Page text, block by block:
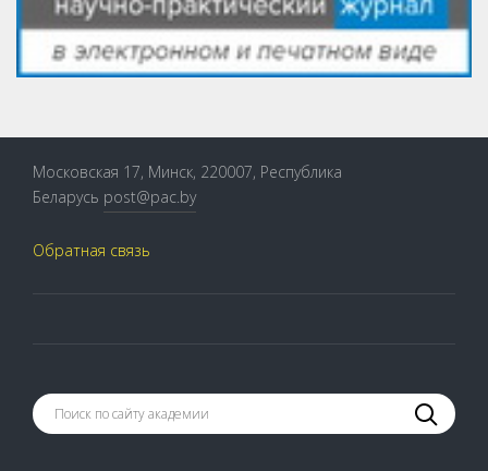
Московская 17, Минск, 220007, Республика
Беларусь post@pac.by
Обратная связь